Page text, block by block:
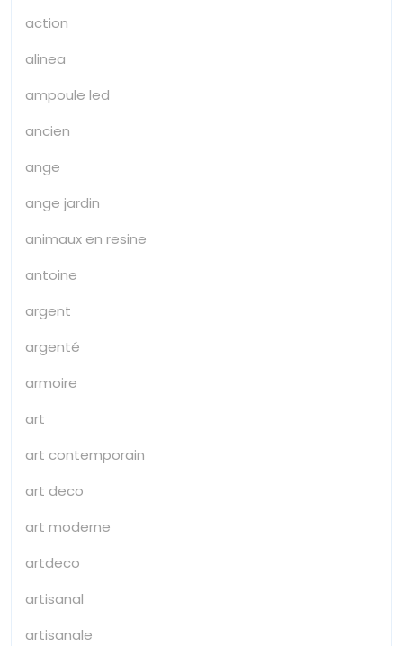
action
alinea
ampoule led
ancien
ange
ange jardin
animaux en resine
antoine
argent
argenté
armoire
art
art contemporain
art deco
art moderne
artdeco
artisanal
artisanale